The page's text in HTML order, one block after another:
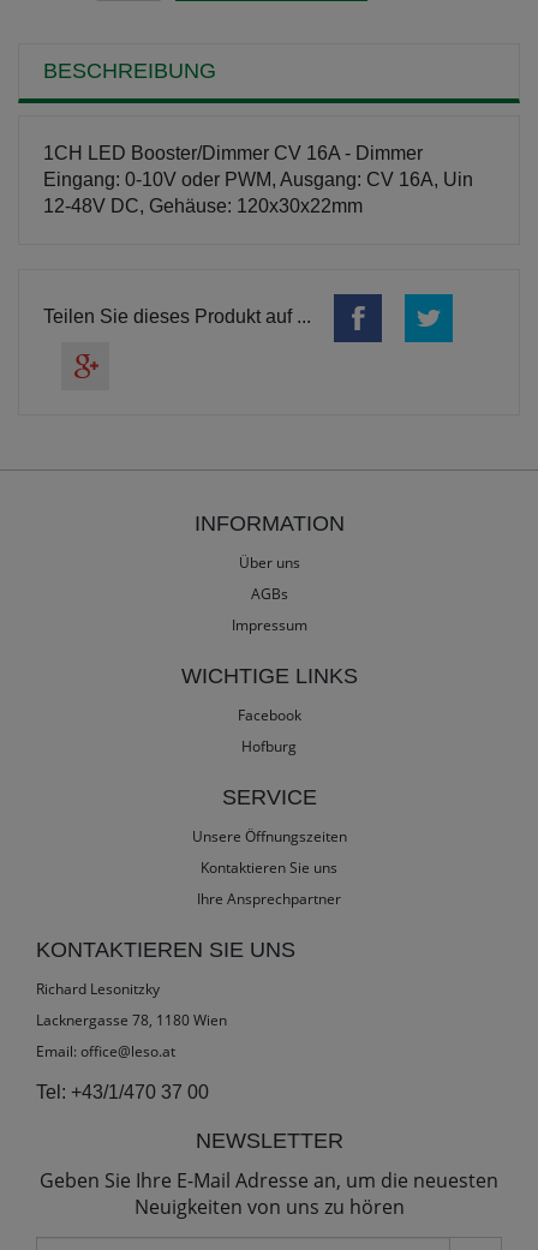
BESCHREIBUNG
1CH LED Booster/Dimmer CV 16A - Dimmer
Eingang: 0-10V oder PWM, Ausgang: CV 16A, Uin
12-48V DC, Gehäuse: 120x30x22mm
Teilen Sie dieses Produkt auf ...
INFORMATION
Über uns
AGBs
Impressum
WICHTIGE LINKS
Facebook
Hofburg
SERVICE
Unsere Öffnungszeiten
Kontaktieren Sie uns
Ihre Ansprechpartner
KONTAKTIEREN SIE UNS
Richard Lesonitzky
Lacknergasse 78, 1180 Wien
Email: office@leso.at
Tel: +43/1/470 37 00
NEWSLETTER
Geben Sie Ihre E-Mail Adresse an, um die neuesten
Neuigkeiten von uns zu hören